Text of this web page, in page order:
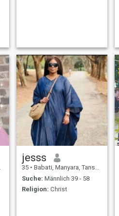
jesss
35 • Babati, Manyara, Tansania
Suche: Männlich 39 - 58
Religion: Christ